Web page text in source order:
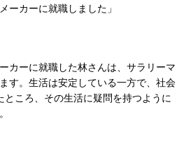
ーカーに就職しました」
カーに就職した林さんは、サラリーマ
す。生活は安定している一方で、社会
ところ、その生活に疑問を持つように